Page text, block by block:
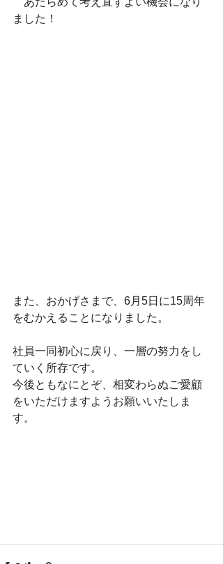
ました！
また、おかげさまで、6月5日に15周年
をむかえることになりました。
社員一同初心に戻り、一層の努力をし
ていく所存です。
今後ともなにとぞ、 相変わらぬご愛顧
をいただけますようお願いいたしま
す。